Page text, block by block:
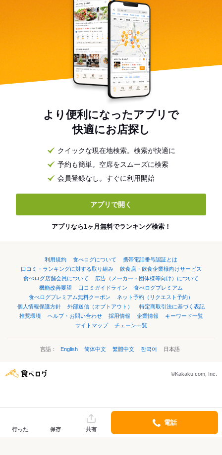
より便利になったアプリで
快適にお店探し
クイックな現在地検索。検索が快適に
予約も簡単。空席をスムーズに検索
会員登録なし。すぐに利用開始
アプリで開く
アプリなら1ヶ月無料でランキング検索！
利用規約 食べログについて
携帯電話番号認証とは
口コミ・ランキングに対する取り組み
飲食店・飲食企業様向けサービス
食べログ店舗会員について
広告（メーカー・団体様等向け）について
機能改善要望
口コミガイドライン
食べログプレミアム
食べログプレミアム無料クーポン
ネット予約（リクエスト予約）
個人情報保護方針
外部送信（オプトアウト）
特定商取引法に基づく表記
推奨環境
ヘルプ・お問い合わせ 採用情報 企業情報
キーワード一覧
サイトマップ
チェーン一覧
言語： English 简体中文 繁體中文 한국어 日本語
©Kakaku.com, Inc.
行った 保存 共有
電話